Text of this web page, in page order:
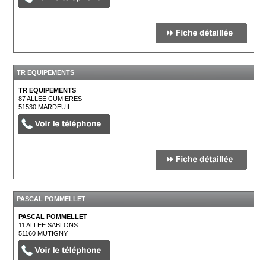
TR EQUIPEMENTS
TR EQUIPEMENTS
87 ALLEE CUMIERES
51530MARDEUIL
PASCAL POMMELLET
PASCAL POMMELLET
11 ALLEE SABLONS
51160MUTIGNY